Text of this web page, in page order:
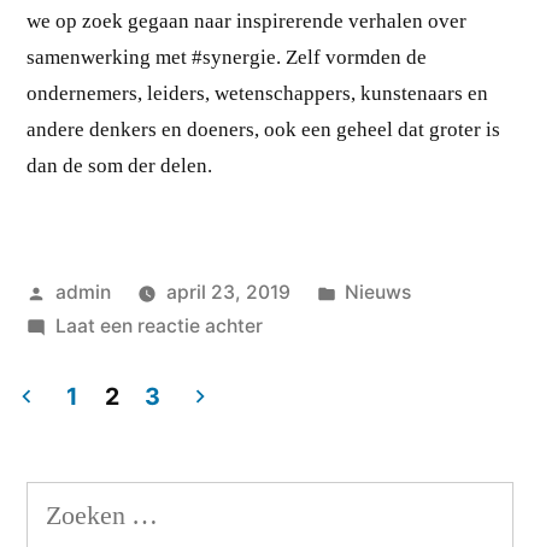
we op zoek gegaan naar inspirerende verhalen over
samenwerking met #synergie. Zelf vormden de
ondernemers, leiders, wetenschappers, kunstenaars en
andere denkers en doeners, ook een geheel dat groter is
dan de som der delen.
Geplaatst
door
admin april 23, 2019
Geplaatst
Nieuws
Laat een reactie achterop
paginering
1 2 3
Zoeken